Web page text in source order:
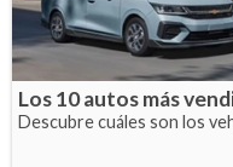
Los 10 autos más
Descubre cuáles son los